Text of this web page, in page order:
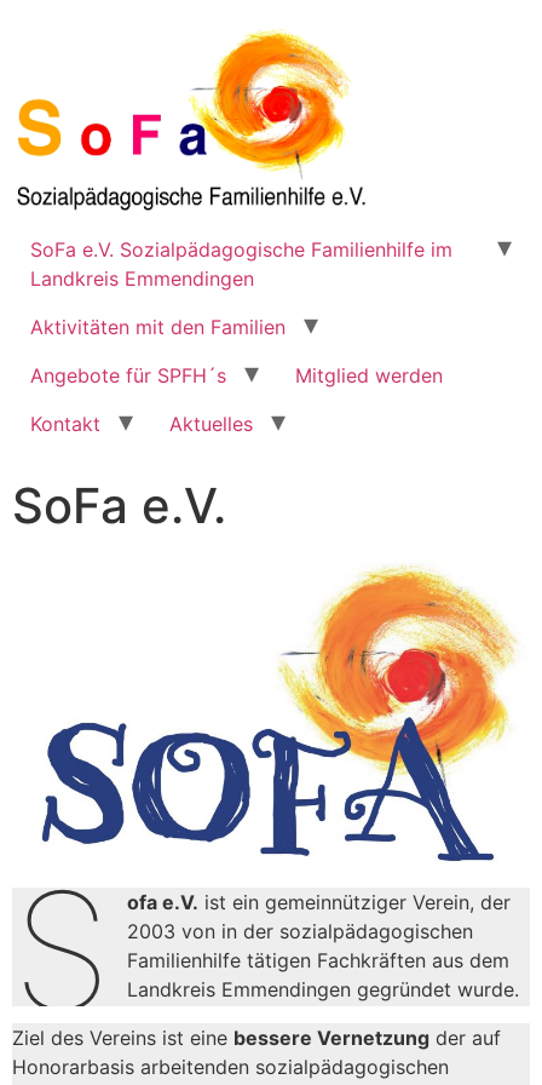
SoFa e.V. Sozialpädagogische Familienhilfe im
Landkreis Emmendingen
Aktivitäten mit den Familien
Angebote für SPFH´s
Mitglied werden
Kontakt
Aktuelles
SoFa e.V.
S ofa e.V. ist ein gemeinnütziger Verein, der
2003 von in der sozialpädagogischen
Familienhilfe tätigen Fachkräften aus dem
Landkreis Emmendingen gegründet wurde.
Ziel des Vereins ist eine bessere Vernetzung der auf
Honorarbasis arbeitenden sozialpädagogischen